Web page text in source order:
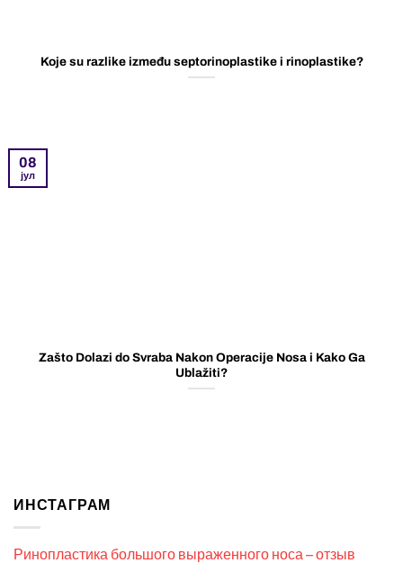
Koje su razlike između septorinoplastike i rinoplastike?
Zašto Dolazi do Svraba Nakon Operacije Nosa i Kako Ga
Ublažiti?
08
јул
ИНСТАГРАМ
Ринопластика большого выраженного носа – отзыв